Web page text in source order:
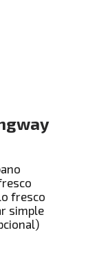
fresco
simple